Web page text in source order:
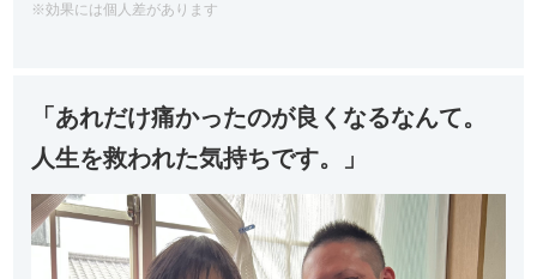
※効果には個人差があります
「あれだけ痛かったのが良くなるなんて。
人生を救われた気持ちです。」